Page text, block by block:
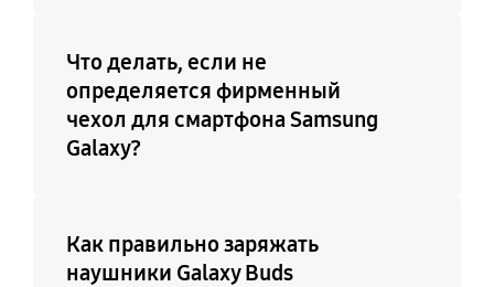
Что делать, если не
определяется фирменный
чехол для смартфона Samsung
Galaxy?
Как правильно заряжать
наушники Galaxy Buds